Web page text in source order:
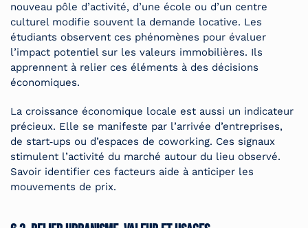
nouveau pôle d’activité, d’une école ou d’un centre
culturel modifie souvent la demande locative. Les
étudiants observent ces phénomènes pour évaluer
l’impact potentiel sur les valeurs immobilières. Ils
apprennent à relier ces éléments à des décisions
économiques.
La croissance économique locale est aussi un indicateur
précieux. Elle se manifeste par l’arrivée d’entreprises,
de start‑ups ou d’espaces de coworking. Ces signaux
stimulent l’activité du marché autour du lieu observé.
Savoir identifier ces facteurs aide à anticiper les
mouvements de prix.